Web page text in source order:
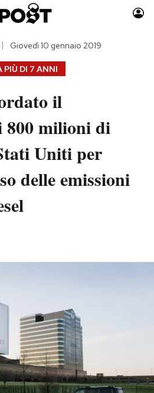
Auto
Moda
Consumismi
Storie/Idee
Ok Boomer!
Media
PIÙ DI 7 ANNI
Giovedì 10 gennaio 2019
il
800 milioni di
Uniti per
delle emissioni